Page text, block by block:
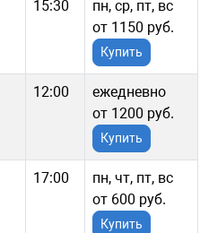
15:30
пн, ср, пт, вс
от 1150 руб.
Купить
12:00
ежедневно
от 1200 руб.
Купить
17:00
пн, чт, пт, вс
от 600 руб.
Купить